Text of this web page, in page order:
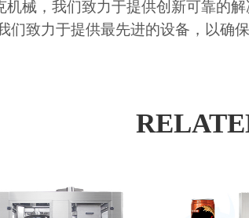
机械，我们致力于提供创新可靠的
们致力于提供最先进的设备，以确